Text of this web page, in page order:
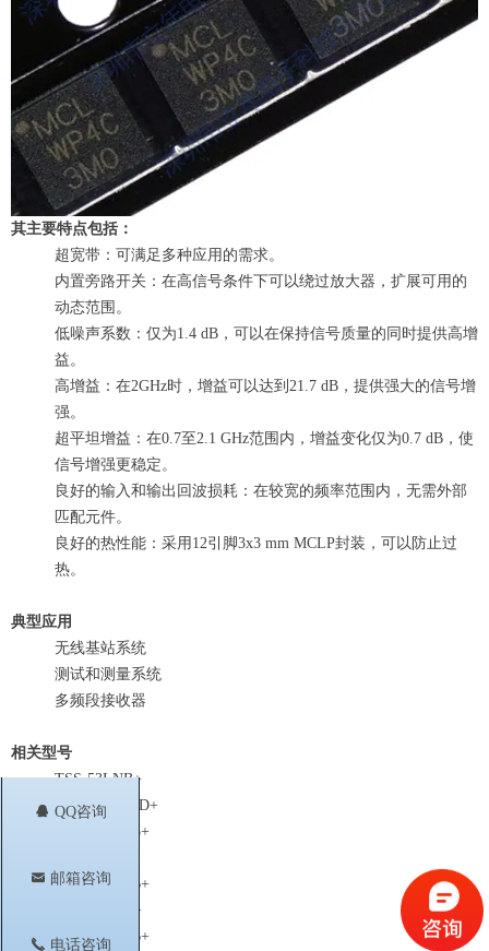
뀩 QQ咨询
낂 邮箱咨询
끅 电话咨询
其主要特点包括：
超宽带：可满足多种应用的需求。
内置旁路开关：在高信号条件下可以绕过放大器，扩展可用的
动态范围。
低噪声系数：仅为1.4 dB，可以在保持信号质量的同时提供高增
益。
高增益：在2GHz时，增益可以达到21.7 dB，提供强大的信号增
强。
超平坦增益：在0.7至2.1 GHz范围内，增益变化仅为0.7 dB，使
信号增强更稳定。
良好的输入和输出回波损耗：在较宽的频率范围内，无需外部
匹配元件。
良好的热性能：采用12引脚3x3 mm MCLP封装，可以防止过
热。
典型应用
无线基站系统
测试和测量系统
多频段接收器
相关型号
TSS-53LNB+
TSS-53LNB-D+
TSS-53LNB3+
TSS2-53LNB+
TSY-13LNB+
TSY-172LNB+